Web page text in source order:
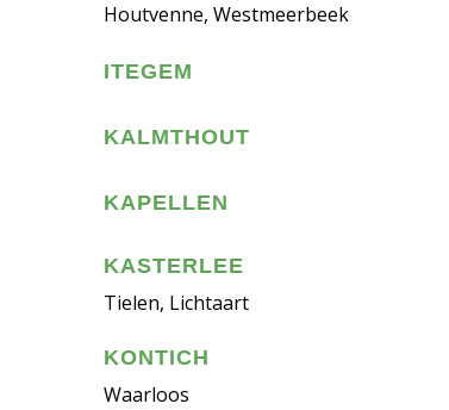
Houtvenne, Westmeerbeek
ITEGEM
KALMTHOUT
KAPELLEN
KASTERLEE
Tielen, Lichtaart
KONTICH
Waarloos